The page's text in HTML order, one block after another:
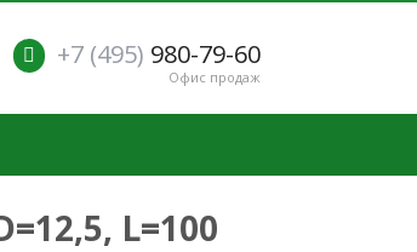
+7 (495) 980-79-60
Офис продаж
L=100